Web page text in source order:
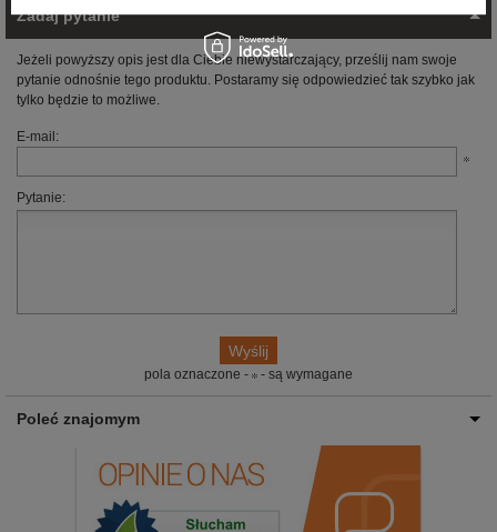
Zadaj pytanie
Jeżeli powyższy opis jest dla Ciebie niewystarczający, prześlij nam swoje
pytanie odnośnie tego produktu. Postaramy się odpowiedzieć tak szybko jak
tylko będzie to możliwe.
E-mail:
Pytanie:
pola oznaczone - - są wymagane
Poleć znajomym